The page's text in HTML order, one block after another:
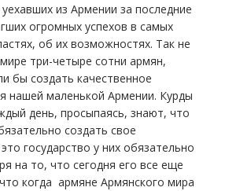
из Армении за последние
огромных успехов в самых
об их возможностях. Так не
три-четыре сотни армян,
бы создать качественное
нашей маленькой Армении. Курды
день, просыпаясь, знают, что
создать свое
государство у них обязательно
на то, что сегодня его все еще
когда армяне Армянского мира